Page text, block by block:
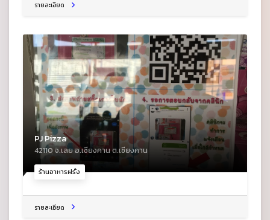
รายละเอียด
ร้านอาหารฝรั่ง
PJ Pizza
42110 จ.เลย อ.เชียงคาน ต.เชียงคาน
รายละเอียด